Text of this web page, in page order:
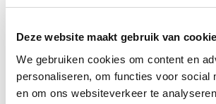
Deze website maakt gebruik van
We gebruiken cookies om content en
personaliseren, om functies voor social
en om ons websiteverkeer te
Spierbevangenheid